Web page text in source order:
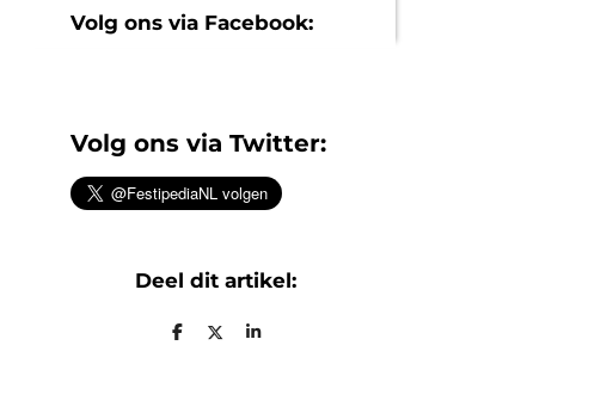
Volg ons via Facebook:
Volg ons via Twitter:
Deel dit artikel:
D
D
S